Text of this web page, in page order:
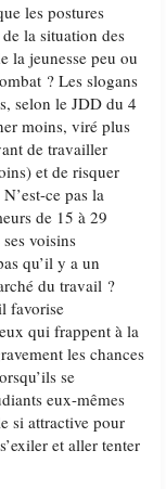
les postures
la situation des
la jeunesse peu ou
? Les slogans
selon le JDD du 4
moins, viré plus
de travailler
et de risquer
ce pas la
de 15 à 29
voisins
qu’il y a un
du travail ?
favorise
qui frappent à la
les chances
se
eux-mêmes
si attractive pour
et aller tenter